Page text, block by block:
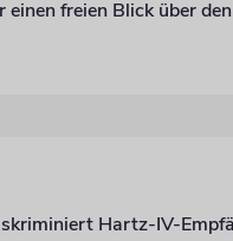
freien Blick über
Hartz-IV-